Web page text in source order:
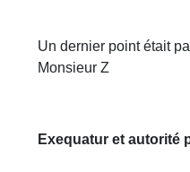
Un dernier point était
Monsieur Z
Exequatur et autorité